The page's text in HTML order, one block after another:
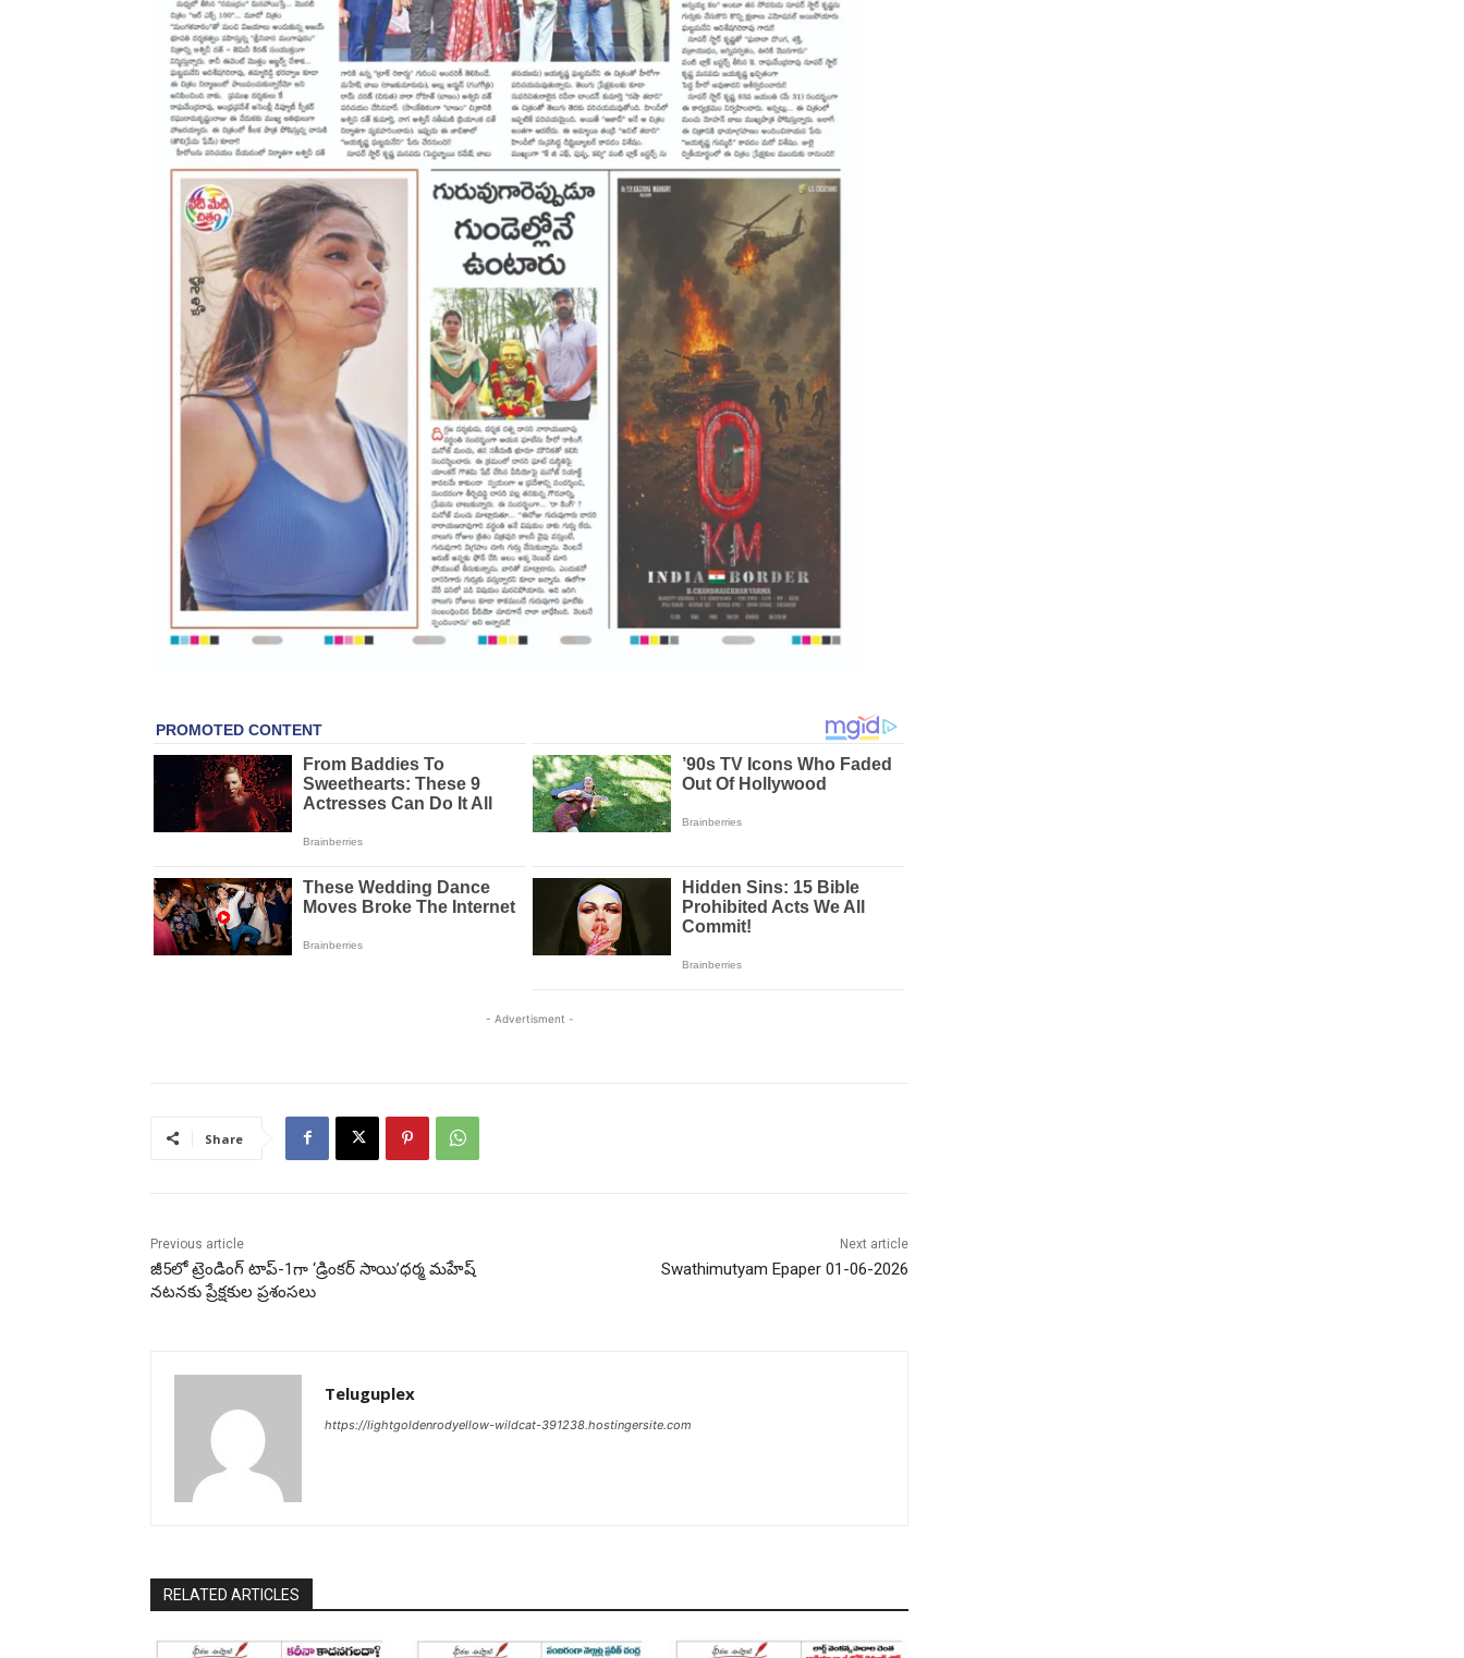
- Advertisment -
Share
Previous article
జీ5లో ట్రెండింగ్ టాప్-1గా ‘డ్రింకర్ సాయి’ధర్మ మహేష్
నటనకు ప్రేక్షకుల ప్రశంసలు
Next article
Swathimutyam Epaper 01-06-2026
Teluguplex
https://lightgoldenrodyellow-wildcat-391238.hostingersite.com
RELATED ARTICLES